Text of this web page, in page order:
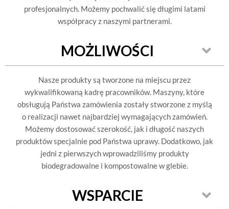
profesjonalnych. Możemy pochwalić się długimi latami
współpracy z naszymi partnerami.
MOŻLIWOŚCI
Nasze produkty są tworzone na miejscu przez
wykwalifikowaną kadrę pracowników. Maszyny, które
obsługują Państwa zamówienia zostały stworzone z myślą
o realizacji nawet najbardziej wymagających zamówień.
Możemy dostosować szerokość, jak i długość naszych
produktów specjalnie pod Państwa uprawy. Dodatkowo, jak
jedni z pierwszych wprowadziliśmy produkty
biodegradowalne i kompostowalne w glebie.
WSPARCIE